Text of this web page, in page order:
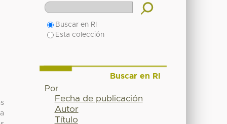
Buscar en RI
Esta colección
Buscar en RI
Por
Fecha de publicación
Autor
Título